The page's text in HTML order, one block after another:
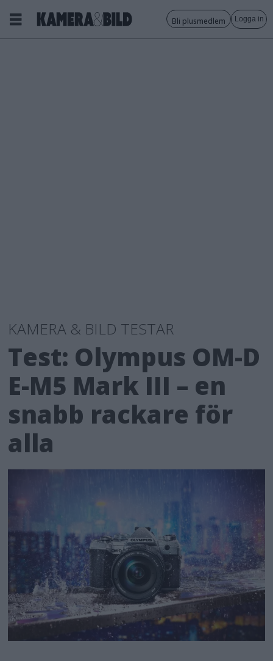
Bli plusmedlem Logga in
KAMERA & BILD TESTAR
Test: Olympus OM-D
E-M5 Mark III – en
snabb rackare för
alla